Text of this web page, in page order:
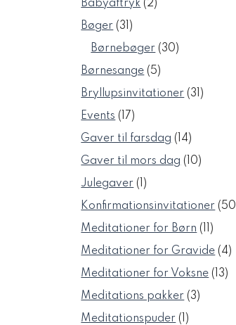
Babyaftryk 22
Bøger 31 31
Børnebøger 3030
Børnesange 55
varer
Bryllupsinvitationer 31 31
Events 1717
varer
Gaver til farsdag 1414
varer
Gaver til mors dag 1010
Julegaver
1
vare
Konfirmationsinvitationer 50
Meditationer for Børn
11
varer
Meditationer for Gravide 44
Meditationer for Voksne 1313
Meditations pakker 33
Meditationspuder
1